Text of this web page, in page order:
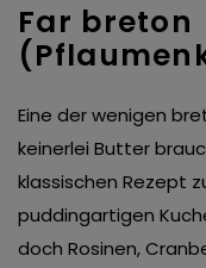
Far breton
Eine der wenigen
keinerlei Butter
klassischen Rezept
puddingartigen
doch Rosinen,